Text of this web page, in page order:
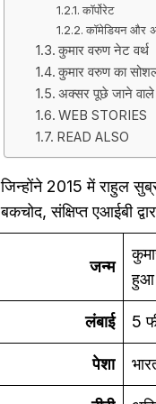
कॉर्पोरेट
कॉमेडियन और
कुमार वरुण नेट वर्थ
कुमार वरुण का सोशल
अक्सर पूछे जाने वाले
WEB STORIES
READ ALSO
2015 में राहुल
संक्षिप्त एआईबी
जन्म
हुआ
लंबाई 5
पेशा